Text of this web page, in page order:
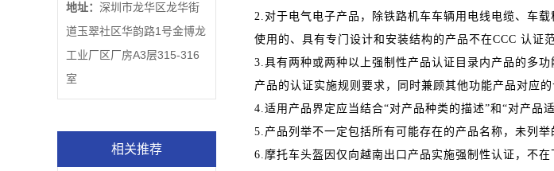
地址： 深圳市龙华区龙华街
道玉翠社区华韵路1号金博龙
工业厂区厂房A3层315-316
室
相关推荐
2.对于电气电子产品，除铁路机车车辆用电线电缆、车
使用的、具有专门设计和安装结构的产品不在CCC 认证范
3.具有两种或两种以上强制性产品认证目录内产品的多
产品的认证实施规则要求，同时兼顾其他功能产品对应的
4.适用产品界定应当结合“对产品种类的描述”和“对产品
5.产品列举不一定包括所有可能存在的产品名称，未列
6.摩托车头盔因仅向越南出口产品实施强制性认证，不在